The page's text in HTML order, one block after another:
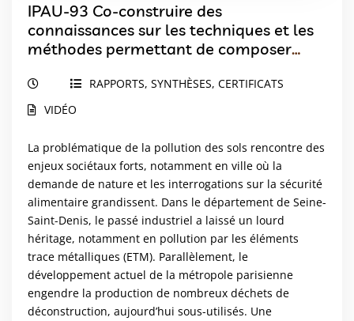
IPAU-93 Co-construire des
connaissances sur les techniques et les
méthodes permettant de composer
RAPPORTS, SYNTHÈSES, CERTIFICATS
VIDÉO
La problématique de la pollution des sols rencontre des
enjeux sociétaux forts, notamment en ville où la
demande de nature et les interrogations sur la sécurité
alimentaire grandissent. Dans le département de Seine-
Saint-Denis, le passé industriel a laissé un lourd
héritage, notamment en pollution par les éléments
trace métalliques (ETM). Parallèlement, le
développement actuel de la métropole parisienne
engendre la production de nombreux déchets de
déconstruction, aujourd’hui sous-utilisés. Une